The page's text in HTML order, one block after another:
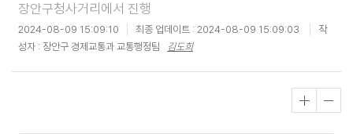
장안구청사거리에서 진행
2024-08-09 15:09:10 최종 업데이트 : 2024-08-09 15:09:03
작
성자 : 장안구 경제교통과 교통행정팀
김도희